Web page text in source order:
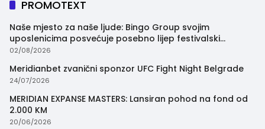
PROMOTEXT
Naše mjesto za naše ljude: Bingo Group svojim
uposlenicima posvećuje posebno lijep festivalski
trenutak
02/08/2026
Meridianbet zvanični sponzor UFC Fight Night Belgrade
24/07/2026
MERIDIAN EXPANSE MASTERS: Lansiran pohod na fond od
2.000 KM
20/06/2026